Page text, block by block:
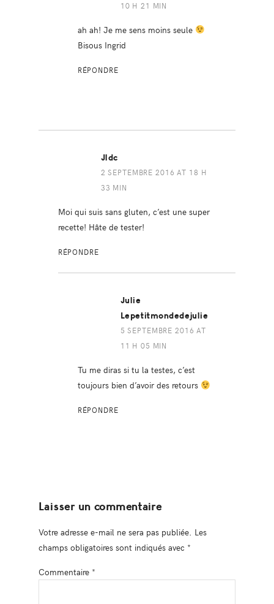
10 H 21 MIN
ah ah! Je me sens moins seule
Bisous Ingrid
RÉPONDRE
Jldc
2 SEPTEMBRE 2016 AT 18 H
33 MIN
Moi qui suis sans gluten, c’est une super
recette! Hâte de tester!
RÉPONDRE
Julie
Lepetitmondedejulie
5 SEPTEMBRE 2016 AT
11 H 05 MIN
Tu me diras si tu la testes, c’est
toujours bien d’avoir des retours
RÉPONDRE
Laisser un commentaire
Votre adresse e-mail ne sera pas publiée. Les
champs obligatoires sont indiqués avec *
Commentaire *